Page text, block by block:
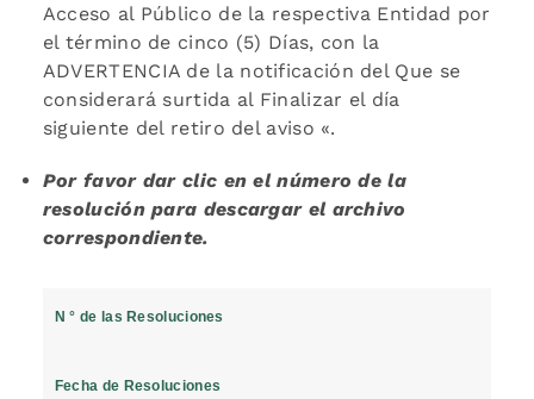
Acceso al Público de la respectiva Entidad por
el término de cinco (5) Días, con la
ADVERTENCIA de la notificación del Que se
considerará surtida al Finalizar el día
siguiente del retiro del aviso «.
Por favor dar clic en el número de la
resolución para descargar el archivo
correspondiente.
N ° de las Resoluciones
Fecha de Resoluciones